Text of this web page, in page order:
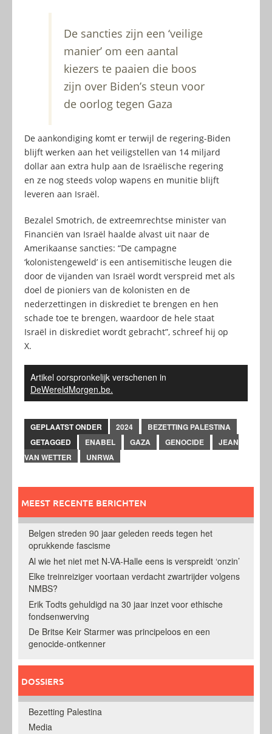
De sancties zijn een ‘veilige
manier’ om een aantal
kiezers te paaien die boos
zijn over Biden’s steun voor
de oorlog tegen Gaza
De aankondiging komt er terwijl de regering-Biden
blijft werken aan het veiligstellen van 14 miljard
dollar aan extra hulp aan de Israëlische regering
en ze nog steeds volop wapens en munitie blijft
leveren aan Israël.
Bezalel Smotrich, de extreemrechtse minister van
Financiën van Israël haalde alvast uit naar de
Amerikaanse sancties: “De campagne
‘kolonistengeweld’ is een antisemitische leugen die
door de vijanden van Israël wordt verspreid met als
doel de pioniers van de kolonisten en de
nederzettingen in diskrediet te brengen en hen
schade toe te brengen, waardoor de hele staat
Israël in diskrediet wordt gebracht”, schreef hij op
X.
Artikel oorspronkelijk verschenen in
DeWereldMorgen.be.
GEPLAATST ONDER 2024
BEZETTING PALESTINA
GETAGGED
ENABEL GAZA GENOCIDE
JEAN
VAN WETTER
UNRWA
MEEST RECENTE BERICHTEN
Belgen streden 90 jaar geleden reeds tegen het
oprukkende fascisme
Al wie het niet met N-VA-Halle eens is verspreidt ‘onzin’
Elke treinreiziger voortaan verdacht zwartrijder volgens
NMBS?
Erik Todts gehuldigd na 30 jaar inzet voor ethische
fondsenwerving
De Britse Keir Starmer was principeloos en een
genocide-ontkenner
DOSSIERS
Bezetting Palestina
Media